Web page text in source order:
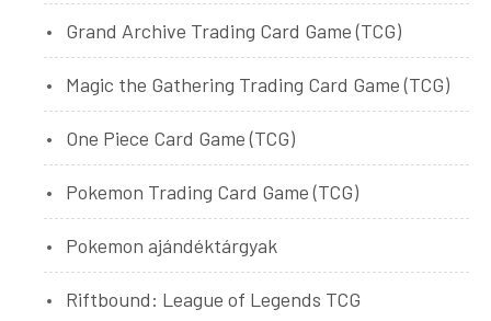
Grand Archive Trading Card Game (TCG)
Magic the Gathering Trading Card Game (TCG)
One Piece Card Game (TCG)
Pokemon Trading Card Game (TCG)
Pokemon ajándéktárgyak
Riftbound: League of Legends TCG